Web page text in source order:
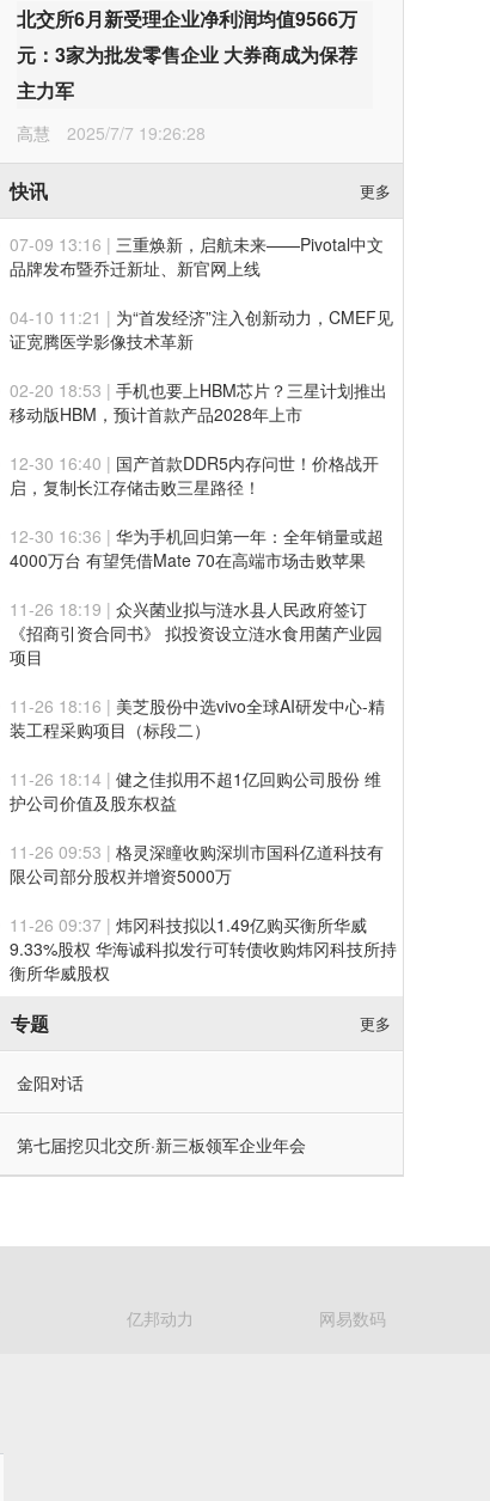
北交所6月新受理企业净利润均值9566万
元：3家为批发零售企业 大券商成为保荐
主力军
高慧 2025/7/7 19:26:28
快讯 更多
07-09 13:16 | 三重焕新，启航未来——Pivotal中文
品牌发布暨乔迁新址、新官网上线
04-10 11:21 | 为“首发经济”注入创新动力，CMEF见
证宽腾医学影像技术革新
02-20 18:53 | 手机也要上HBM芯片？三星计划推出
移动版HBM，预计首款产品2028年上市
12-30 16:40 | 国产首款DDR5内存问世！价格战开
启，复制长江存储击败三星路径！
12-30 16:36 | 华为手机回归第一年：全年销量或超
4000万台 有望凭借Mate 70在高端市场击败苹果
11-26 18:19 | 众兴菌业拟与涟水县人民政府签订
《招商引资合同书》 拟投资设立涟水食用菌产业园
项目
11-26 18:16 | 美芝股份中选vivo全球AI研发中心-精
装工程采购项目（标段二）
11-26 18:14 | 健之佳拟用不超1亿回购公司股份 维
护公司价值及股东权益
11-26 09:53 | 格灵深瞳收购深圳市国科亿道科技有
限公司部分股权并增资5000万
11-26 09:37 | 炜冈科技拟以1.49亿购买衡所华威
9.33%股权 华海诚科拟发行可转债收购炜冈科技所持
衡所华威股权
专题 更多
金阳对话
第七届挖贝北交所·新三板领军企业年会
亿邦动力 网易数码